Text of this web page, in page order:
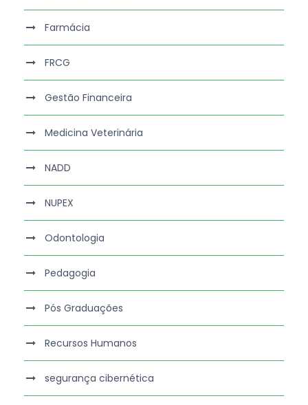
Farmácia
FRCG
Gestão Financeira
Medicina Veterinária
NADD
NUPEX
Odontologia
Pedagogia
Pós Graduações
Recursos Humanos
segurança cibernética